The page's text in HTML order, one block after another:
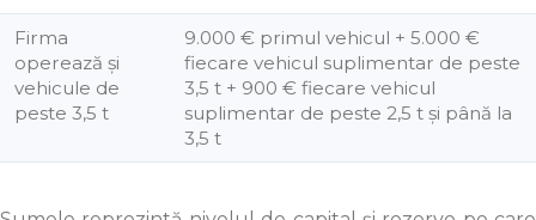
Firma
operează și
vehicule de
peste 3,5 t
9.000 € primul vehicul + 5.000 €
fiecare vehicul suplimentar de peste
3,5 t + 900 € fiecare vehicul
suplimentar de peste 2,5 t și până la
3,5 t